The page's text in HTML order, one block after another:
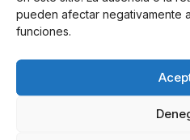
pueden afectar negativamente
funciones.
Mejores
Entretenimiento
Fortnite